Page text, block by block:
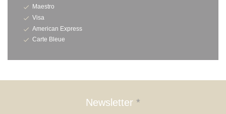
Maestro
Visa
American Express
Carte Bleue
Newsletter *